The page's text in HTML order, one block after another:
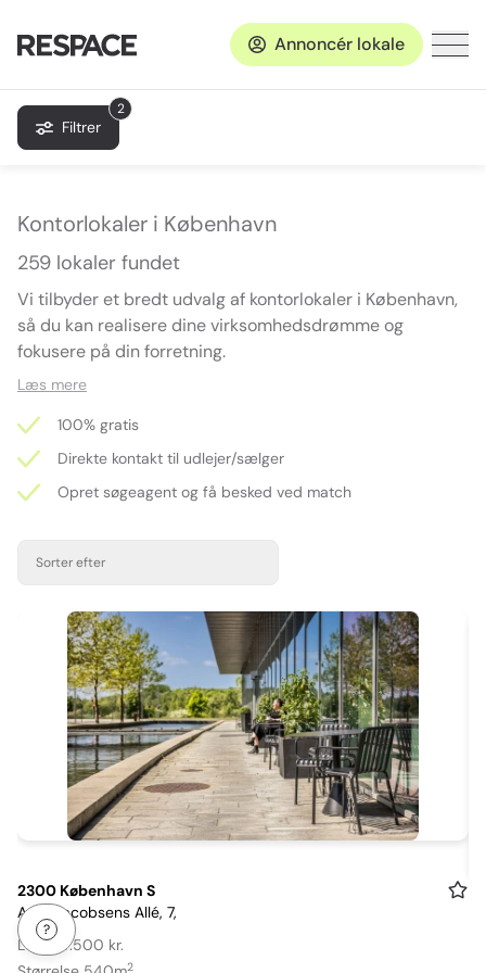
Annoncér lokale
2
Filtrer
Kontorlokaler i København
259 lokaler fundet
Vi tilbyder et bredt udvalg af kontorlokaler i København,
så du kan realisere dine virksomhedsdrømme og
fokusere på din forretning.
Læs mere
100% gratis
Direkte kontakt til udlejer/sælger
Opret søgeagent og få besked ved match
Sorter efter
Item
1
of
2300 København S
Arne Jacobsens Allé, 7,
Leje: 67.500 kr.
2